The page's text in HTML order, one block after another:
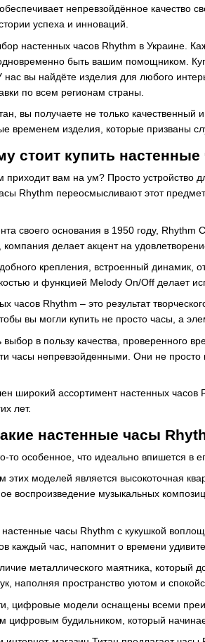
непревзойдённое качество
успеха и инноваций.
настенных часов Rhythm в Украине.
быть вашим помощником.
нас вы найдёте изделия для любого
по всем регионам страны.
вы получаете не только
временем изделия, которые призваны
стоит купить
приходит вам на ум? Просто
Rhythm переосмысливают этот
своего основания в 1950 году, Rhythm
делает акцент на
крепления, встроенный динамик,
и функцией Melody On/Off делает
часов Rhythm – это результат
вы могли купить не просто часы, а
в пользу качества, проверенного
часы непревзойденными. Они не
широкий ассортимент настенных часов
лет.
настенные часы
особенное, что идеально впишется в
моделей является высокоточная
воспроизведение музыкальных
часы Rhythm с кукушкой
каждый час, напомнит о времени
металлического маятника,
наполняя пространство уютом и
цифровые модели оснащены всеми
будильником, который